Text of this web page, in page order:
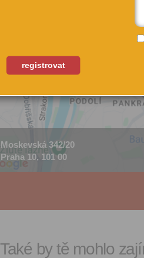
Moskevská 342/20
Praha 10, 101 00
Také by tě mohlo
registrovat